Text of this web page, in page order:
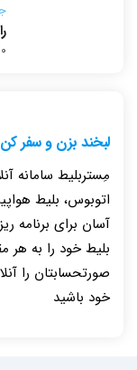
۲۰
لبخند بزن و سفر
مِستربلیط سامانه
اتوبوس، بلیط
آسان برای برنامه
بلیط خود را به هر
صورتحسابتان را
خود باشید